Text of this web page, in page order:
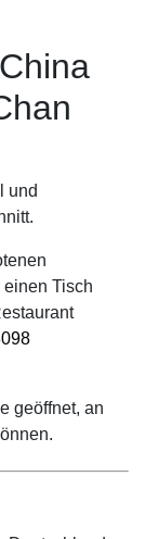
und
Tisch
geöffnet, an